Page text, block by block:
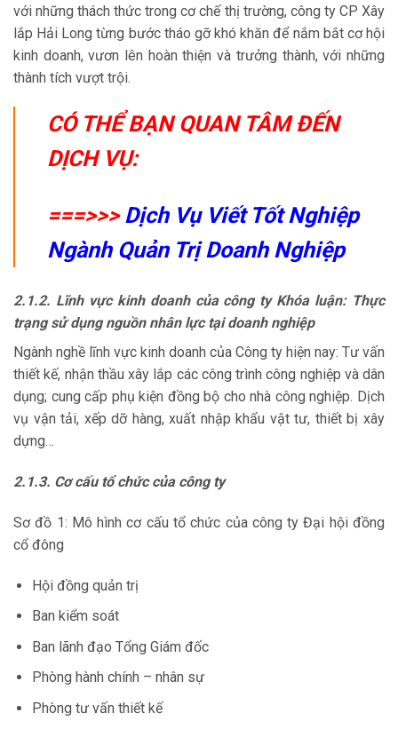
với những thách thức trong cơ chế thị trường, công ty CP Xây
lắp Hải Long từng bước tháo gỡ khó khăn để nắm bắt cơ hội
kinh doanh, vươn lên hoàn thiện và trưởng thành, với những
thành tích vượt trội.
CÓ THỂ BẠN QUAN TÂM ĐẾN
DỊCH VỤ:
===>>>Dịch Vụ Viết Tốt Nghiệp
Ngành Quản Trị Doanh Nghiệp
2.1.2. Lĩnh vực kinh doanh của công ty Khóa luận: Thực
trạng sử dụng nguồn nhân lực tại doanh nghiệp
Ngành nghề lĩnh vực kinh doanh của Công ty hiện nay: Tư vấn
thiết kế, nhận thầu xây lắp các công trình công nghiệp và dân
dụng; cung cấp phụ kiện đồng bộ cho nhà công nghiệp. Dịch
vụ vận tải, xếp dỡ hàng, xuất nhập khẩu vật tư, thiết bị xây
dựng…
2.1.3. Cơ cấu tổ chức của công ty
Sơ đồ 1: Mô hình cơ cấu tổ chức của công ty Đại hội đồng
cổ đông
Hội đồng quản trị
Ban kiểm soát
Ban lãnh đạo Tổng Giám đốc
Phòng hành chính – nhân sự
Phòng tư vấn thiết kế